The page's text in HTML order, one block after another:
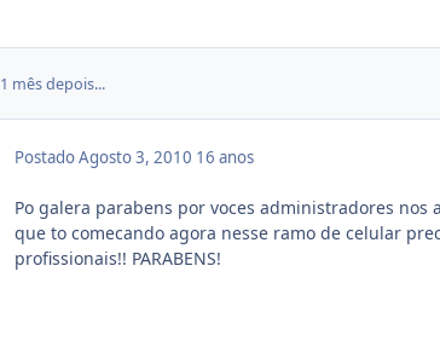
1 mês depois...
PostadoAgosto 3, 2010 16 anos
Po galera parabens por voces administradores
que to comecando agora nesse ramo de celular
profissionais!! PARABENS!